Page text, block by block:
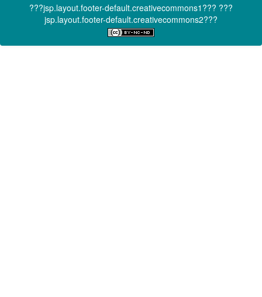
???jsp.layout.footer-default.creativecommons1??? ???
jsp.layout.footer-default.creativecommons2???